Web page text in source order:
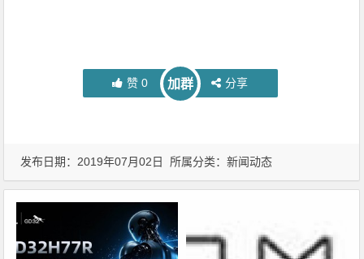
赞 0 加群 分享
发布日期：2019年07月02日 所属分类：新闻动态